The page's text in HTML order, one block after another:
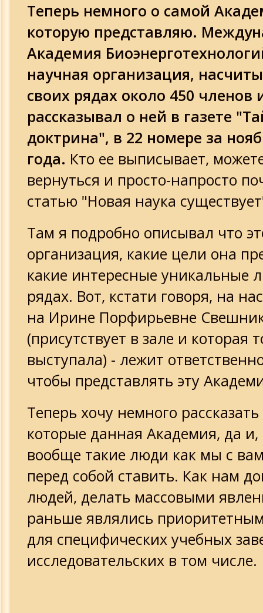
Теперь немного о самой
которую представляю.
Академия
научная организация,
своих рядах около 450 членов
рассказывал о ней в газете
доктрина", в 22 номере за
года. Кто ее выписывает,
вернуться и просто-напросто
статью "Новая наука
Там я подробно описывал что
организация, какие цели она
какие интересные уникальные
рядах. Вот, кстати говоря, на
на Ирине Порфирьевне
(присутствует в зале и которая
выступала) - лежит
чтобы представлять эту
Теперь хочу немного
которые данная Академия, да
вообще такие люди как мы с
перед собой ставить. Как нам
людей, делать массовыми
раньше являлись
для специфических учебных
исследовательских в том числе.